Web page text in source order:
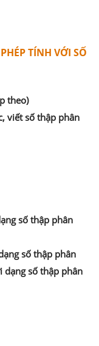
TÍNH VỚI SỐ
theo)
viết số thập phân
số thập phân
số thập phân
dạng số thập phân